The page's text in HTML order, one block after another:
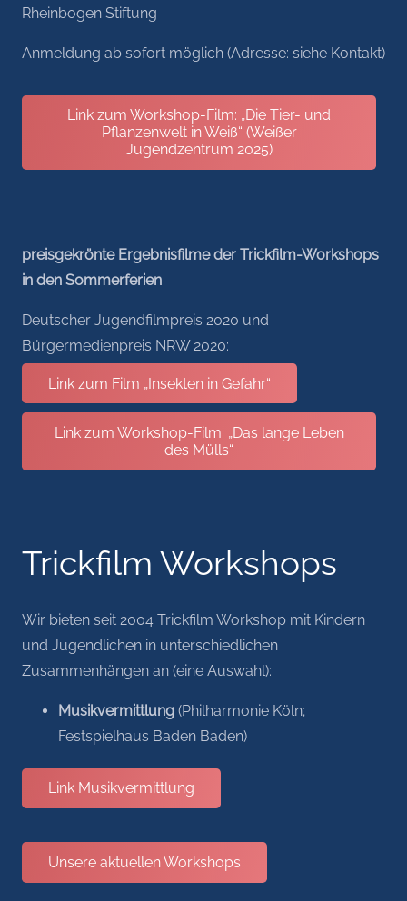
Rheinbogen Stiftung
Anmeldung ab sofort möglich (Adresse: siehe Kontakt)
Link zum Workshop-Film: „Die Tier- und
Pflanzenwelt in Weiß“ (Weißer
Jugendzentrum 2025)
preisgekrönte Ergebnisfilme der Trickfilm-Workshops
in den Sommerferien
Deutscher Jugendfilmpreis 2020 und
Bürgermedienpreis NRW 2020:
Link zum Film „Insekten in Gefahr“
Link zum Workshop-Film: „Das lange Leben
des Mülls“
Trickfilm Workshops
Wir bieten seit 2004 Trickfilm Workshop mit Kindern
und Jugendlichen in unterschiedlichen
Zusammenhängen an (eine Auswahl):
Musikvermittlung (Philharmonie Köln;
Festspielhaus Baden Baden)
Link Musikvermittlung
Unsere aktuellen Workshops